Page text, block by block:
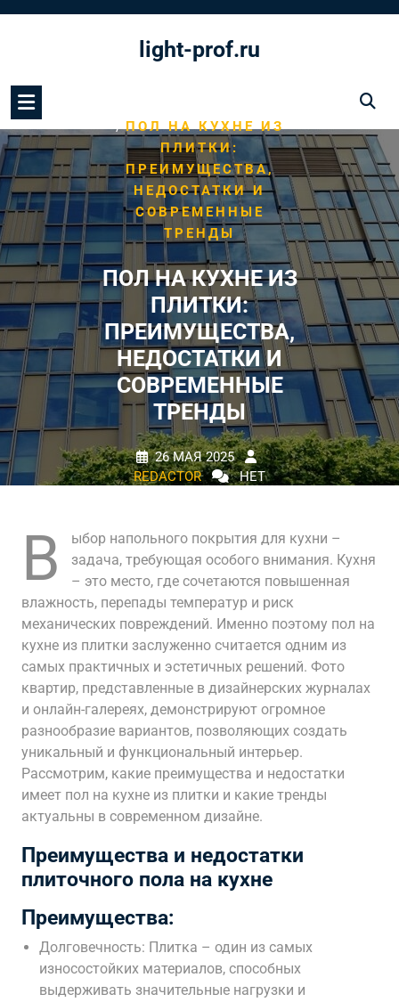
light-prof.ru
/ПОЛ НА КУХНЕ ИЗ
ПЛИТКИ:
ПРЕИМУЩЕСТВА,
НЕДОСТАТКИ И
СОВРЕМЕННЫЕ
ТРЕНДЫ
ПОЛ НА КУХНЕ ИЗ
ПЛИТКИ:
ПРЕИМУЩЕСТВА,
НЕДОСТАТКИ И
СОВРЕМЕННЫЕ
ТРЕНДЫ
26 МАЯ 2025
REDACTOR
НЕТ
В
ыбор напольного покрытия для кухни –
задача, требующая особого внимания. Кухня
– это место, где сочетаются повышенная
влажность, перепады температур и риск
механических повреждений. Именно поэтому пол на
кухне из плитки заслуженно считается одним из
самых практичных и эстетичных решений. Фото
квартир, представленные в дизайнерских журналах
и онлайн-галереях, демонстрируют огромное
разнообразие вариантов, позволяющих создать
уникальный и функциональный интерьер.
Рассмотрим, какие преимущества и недостатки
имеет пол на кухне из плитки и какие тренды
актуальны в современном дизайне.
Преимущества и недостатки
плиточного пола на кухне
Преимущества:
Долговечность: Плитка – один из самых
износостойких материалов, способных
выдерживать значительные нагрузки и